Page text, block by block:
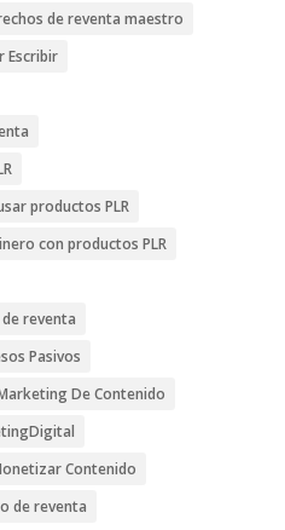
de reventa maestro
Escribir
productos PLR
con productos PLR
reventa
Pasivos
De Contenido
Contenido
de reventa